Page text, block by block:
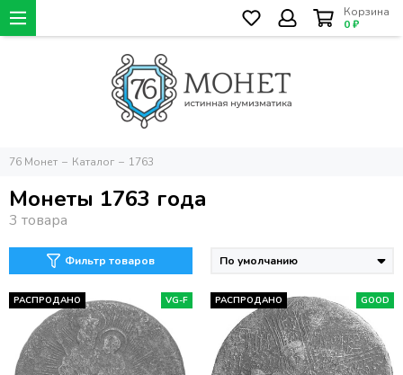
Корзина
0 ₽
76 Монет Каталог 1763
Монеты 1763 года
Фильтр товаров
РАСПРОДАНО VG-F РАСПРОДАНО GOOD